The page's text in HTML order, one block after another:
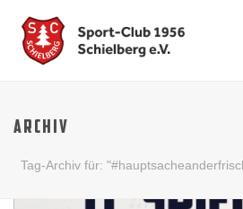
ARCHIV
Tag-Archiv für: